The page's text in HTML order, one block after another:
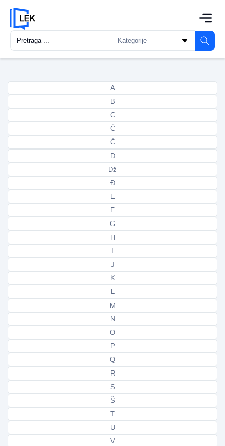
A
B
C
Č
Ć
D
Dž
Đ
E
F
G
H
J
K
L
M
N
O
P
Q
R
S
Š
T
U
V